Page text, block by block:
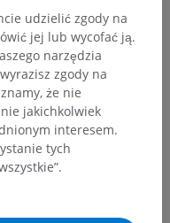
udzielić zgody na
jej lub wycofać ją.
narzędzia
zgody na
że nie
jakichkolwiek
interesem.
tych